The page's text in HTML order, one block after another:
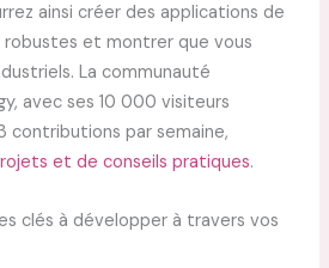
ainsi créer des applications de
et montrer que vous
La communauté
avec ses 10 000 visiteurs
contributions par semaine,
et de conseils pratiques.
clés à développer à travers vos